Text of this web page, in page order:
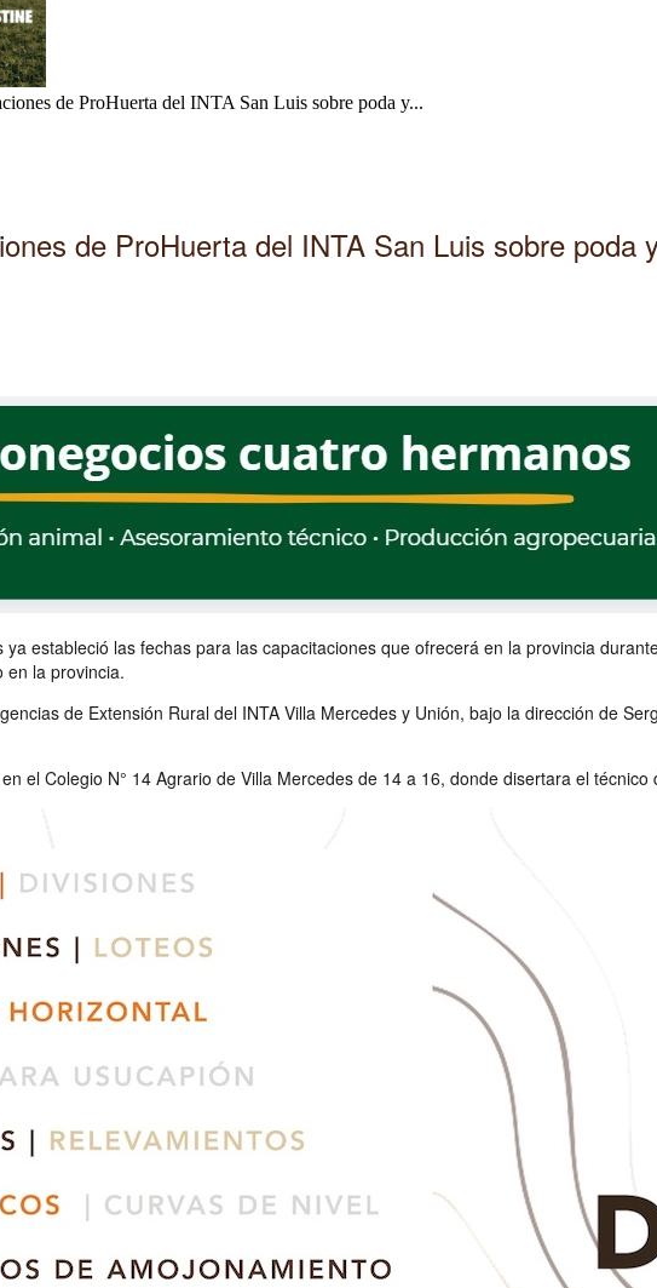
de ProHuerta del INTA San Luis sobre poda y...
de ProHuerta del INTA San Luis sobre poda
ya estableció las fechas para las capacitaciones que ofrecerá en la provincia
la provincia.
de Extensión Rural del INTA Villa Mercedes y Unión, bajo la dirección de
el Colegio N° 14 Agrario de Villa Mercedes de 14 a 16, donde disertara el técnico